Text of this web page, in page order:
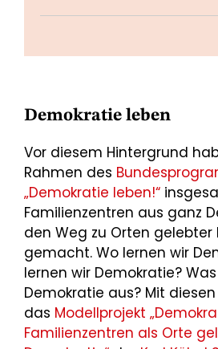
Demokratie leben
Vor diesem Hintergrund
Rahmen des
„Demokratie leben!“
Familienzentren aus ganz
den Weg zu Orten gelebter
gemacht. Wo lernen wir
lernen wir Demokratie?
Demokratie aus? Mit
das Modellprojekt
Familienzentren als Orte